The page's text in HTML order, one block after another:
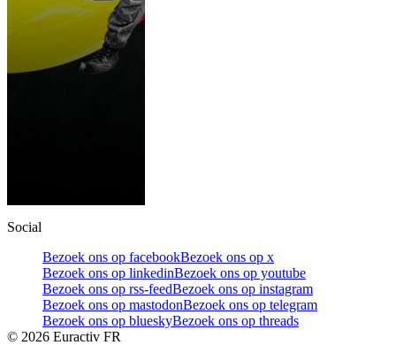
Social
Bezoek ons op facebookBezoek ons op x
Bezoek ons op linkedinBezoek ons op youtube
Bezoek ons op rss-feedBezoek ons op instagram
Bezoek ons op mastodonBezoek ons op telegram
Bezoek ons op blueskyBezoek ons op threads
© 2026 Euractiv FR